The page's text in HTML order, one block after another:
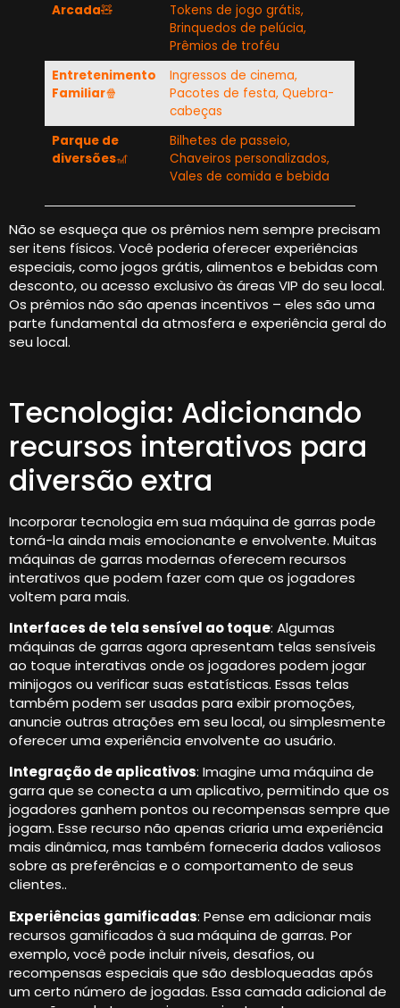
Arcada🧸
Tokens de jogo grátis,
Brinquedos de pelúcia,
Prêmios de troféu
Entretenimento
Familiar🍿
Ingressos de cinema,
Pacotes de festa, Quebra-
cabeças
Parque de
diversões🎢
Bilhetes de passeio,
Chaveiros personalizados,
Vales de comida e bebida
Não se esqueça que os prêmios nem sempre precisam
ser itens físicos. Você poderia oferecer experiências
especiais, como jogos grátis, alimentos e bebidas com
desconto, ou acesso exclusivo às áreas VIP do seu local.
Os prêmios não são apenas incentivos – eles são uma
parte fundamental da atmosfera e experiência geral do
seu local.
Tecnologia: Adicionando
recursos interativos para
diversão extra
Incorporar tecnologia em sua máquina de garras pode
torná-la ainda mais emocionante e envolvente. Muitas
máquinas de garras modernas oferecem recursos
interativos que podem fazer com que os jogadores
voltem para mais.
Interfaces de tela sensível ao toque: Algumas
máquinas de garras agora apresentam telas sensíveis
ao toque interativas onde os jogadores podem jogar
minijogos ou verificar suas estatísticas. Essas telas
também podem ser usadas para exibir promoções,
anuncie outras atrações em seu local, ou simplesmente
oferecer uma experiência envolvente ao usuário.
Integração de aplicativos: Imagine uma máquina de
garra que se conecta a um aplicativo, permitindo que os
jogadores ganhem pontos ou recompensas sempre que
jogam. Esse recurso não apenas criaria uma experiência
mais dinâmica, mas também forneceria dados valiosos
sobre as preferências e o comportamento de seus
clientes..
Experiências gamificadas: Pense em adicionar mais
recursos gamificados à sua máquina de garras. Por
exemplo, você pode incluir níveis, desafios, ou
recompensas especiais que são desbloqueadas após
um certo número de jogadas. Essa camada adicional de